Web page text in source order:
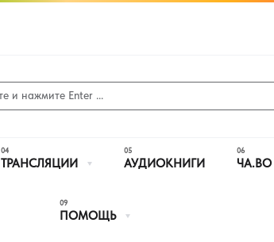
ТРАНСЛЯЦИИ АУДИОКНИГИ ЧА.ВО
ПОМОЩЬ